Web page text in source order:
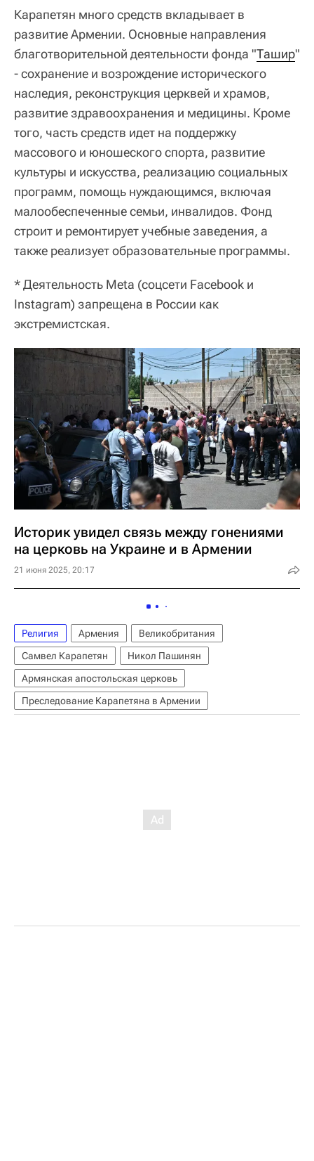
Карапетян много средств вкладывает в
развитие Армении. Основные направления
благотворительной деятельности фонда "Ташир"
- сохранение и возрождение исторического
наследия, реконструкция церквей и храмов,
развитие здравоохранения и медицины. Кроме
того, часть средств идет на поддержку
массового и юношеского спорта, развитие
культуры и искусства, реализацию социальных
программ, помощь нуждающимся, включая
малообеспеченные семьи, инвалидов. Фонд
строит и ремонтирует учебные заведения, а
также реализует образовательные программы.
* Деятельность Meta (соцсети Facebook и
Instagram) запрещена в России как
экстремистская.
Историк увидел связь между гонениями
на церковь на Украине и в Армении
21 июня 2025, 20:17
Религия Армения
Великобритания
Самвел Карапетян
Никол Пашинян
Армянская апостольская церковь
Преследование Карапетяна в Армении